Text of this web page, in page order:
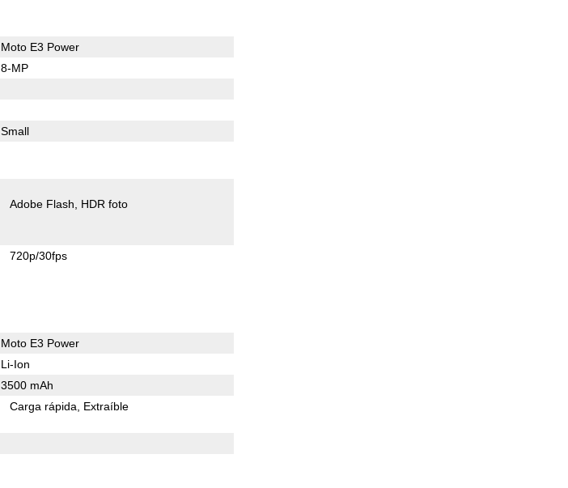
Moto E3 Power
8-MP
Small
Adobe Flash HDR foto
720p/30fps
Moto E3 Power
Li-Ion
3500 mAh
Carga rápida Extraíble